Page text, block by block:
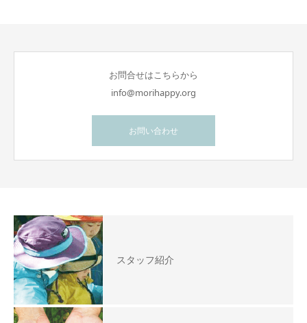
お問合せはこちらから
info@morihappy.org
お問い合わせ
スタッフ紹介